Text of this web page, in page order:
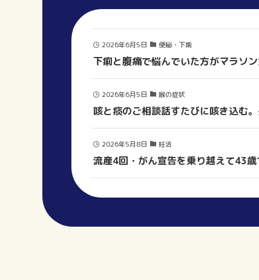
2026年6月5日 便秘・下痢
下痢と腹痛で悩んでいた方がマラソ
2026年6月5日 喉の症状
咳と痰のご相談話すたびに咳き込む
2026年5月8日 妊活
流産4回・がん宣告を乗り越えて43